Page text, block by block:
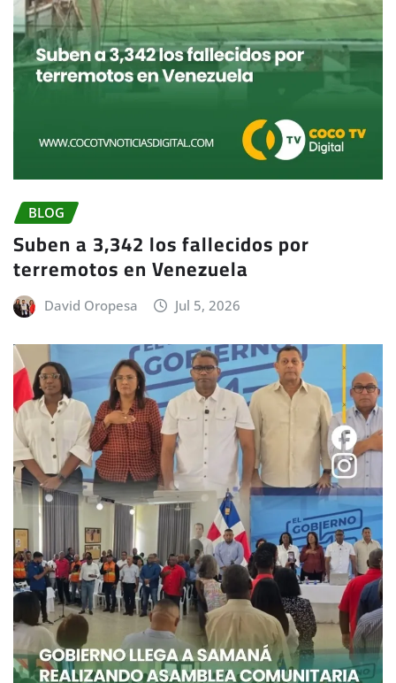
BLOG
Suben a 3,342 los fallecidos por
terremotos en Venezuela
David Oropesa Jul 5, 2026